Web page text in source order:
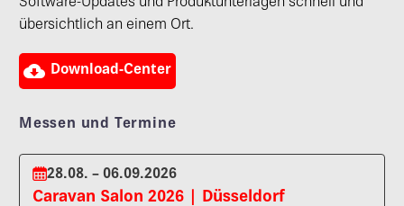
Software-Updates und Produktunterlagen schnell und
übersichtlich an einem Ort.
 Download-Center
Messen und Termine
28.08. – 06.09.2026
Caravan Salon 2026 | Düsseldorf